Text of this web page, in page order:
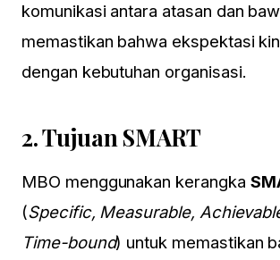
komunikasi antara atasan dan
memastikan bahwa ekspektasi
dengan kebutuhan organisasi.
2.Tujuan SMART
MBO menggunakan kerangka
(Specific, Measurable,
Time-bound) untuk memastikan